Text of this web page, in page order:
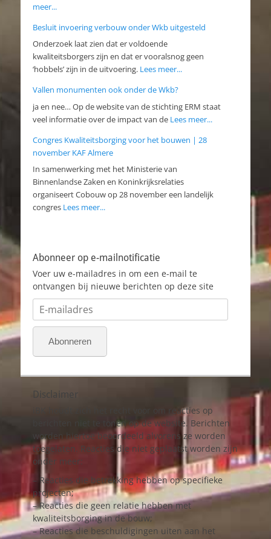
meer...
Besluit invoering verbouw onder Wkb uitgesteld
Onderzoek laat zien dat er voldoende
kwaliteitsborgers zijn en dat er vooralsnog geen
‘hobbels’ zijn in de uitvoering. Lees meer...
Vallen monumenten ook onder de Wkb?
ja en nee… Op de website van de stichting ERM staat
veel informatie over de impact van de Lees meer...
Congres Kwaliteitsborging voor het bouwen | 28
november KAF Almere
In samenwerking met het Ministerie van
Binnenlandse Zaken en Koninkrijksrelaties
organiseert Cobouw op 28 november een landelijk
congres Lees meer...
Abonneer op e-mailnotificatie
Voer uw e-mailadres in om een e-mail te
ontvangen bij nieuwe berichten op deze site
mailadres
Abonneren
Disclaimer
iBK houdt zich het recht voor om reacties op
berichten niet te tonen op de website. Berichten
worden hiertoe beoordeeld alvorens ze worden
toegelaten. Reacties die niet geplaatst worden zijn
onder meer:
– Reacties die betrekking hebben op specifieke
projecten;
– Reacties die geen relatie hebben met
kwaliteitsborging in de bouw;
– Reacties die beschuldigingen uiten aan het